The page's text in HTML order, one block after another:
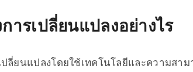
การเปลี่ยนแปลงอย่างไร
ลี่ยนแปลงโดยใช้เทคโนโลยีและความสา